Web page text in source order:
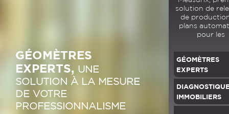
GÉOMÈTRES
EXPERTS, UNE
SOLUTION À LA MESURE
DE VOTRE
PROFESSIONNALISME
solution de
de
plans
pour les
GÉOMÈTRES
EXPERTS
IMMOBILIERS